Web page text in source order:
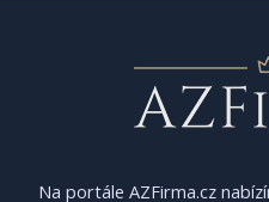
Na portále AZFirma.cz